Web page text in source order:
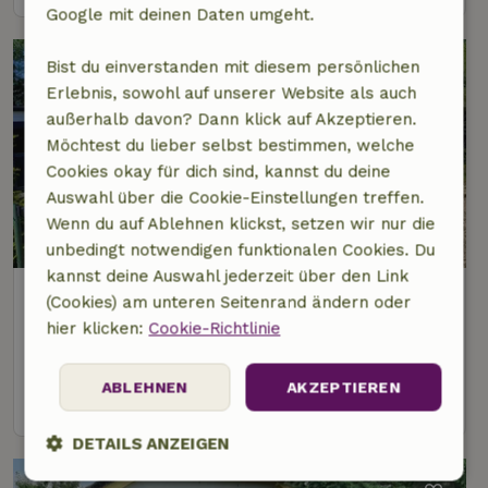
Naturhäuschen in Putten
2 km Abstand vom Zentrum von Putten
7,3/10
Ansehen
Google mit deinen Daten umgeht.
Bist du einverstanden mit diesem persönlichen
Erlebnis, sowohl auf unserer Website als auch
außerhalb davon? Dann klick auf Akzeptieren.
Möchtest du lieber selbst bestimmen, welche
Cookies okay für dich sind, kannst du deine
Auswahl über die Cookie-Einstellungen treffen.
Wenn du auf Ablehnen klickst, setzen wir nur die
unbedingt notwendigen funktionalen Cookies. Du
kannst deine Auswahl jederzeit über den Link
(Cookies) am unteren Seitenrand ändern oder
hier klicken: Cookie-Richtlinie
AKZEPTIEREN
ABLEHNEN
DETAILS ANZEIGEN